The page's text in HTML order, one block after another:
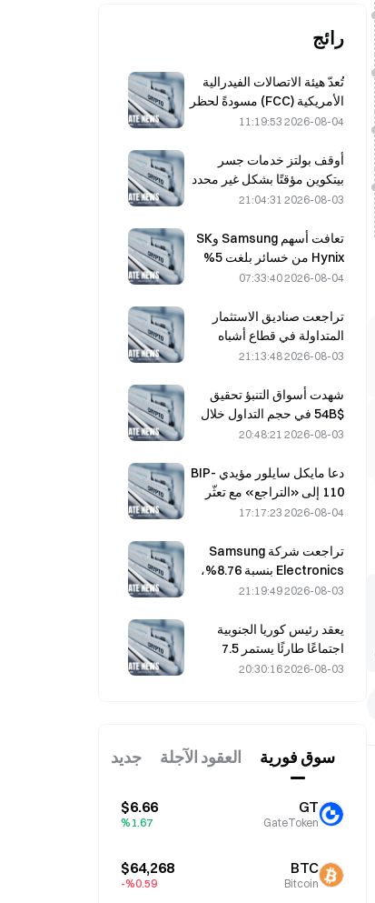
رائج
تُعدّ هيئة الاتصالات الفيدرالية
الأمريكية (FCC) مسودةً لحظر
الوحدات البصرية الصينية في
تأثر الحصة السوقية لشركة
Xinyuan بنسبة 27%
2026-08-04 11:19:53
أوقف بولتز خدمات جسر
بيتكوين مؤقتًا بشكل غير محدد
بعد هجمات مدعومة بالذكاء
2026-08-03 21:04:31
تعافت أسهم Samsung وSK
Hynix من خسائر بلغت 5%
بفضل مشتريات المستثمرين
2026-08-04 07:33:40
تراجعت صناديق الاستثمار
المتداولة في قطاع أشباه
الموصلات TOP2 في كوريا
الشهر الماضي، مع عكس
تدفقات الاستثمار الداخلة
2026-08-03 21:13:48
شهدت أسواق التنبؤ تحقيق
$54B في حجم التداول خلال
يوليو، مدفوعةً بكأس العالم
2026-08-03 20:48:21
دعا مايكل سايلور مؤيدي BIP-
110 إلى «التراجع» مع تعثّر
دعم المعدّنين عند 2.70%
2026-08-04 17:17:23
تراجعت شركة Samsung
Electronics بنسبة 8.76%،
ارتفاع خلال يوليو
2026-08-03 21:19:49
يعقد رئيس كوريا الجنوبية
اجتماعًا طارئًا يستمر 7.5
ساعات بشأن الإسكان والأسهم
2026-08-03 20:30:16
سوق فوریة العقود الآجلة جديد
GT
GateToken
$6.66
%1.67
BTC
Bitcoin
$64,268
%0.59-